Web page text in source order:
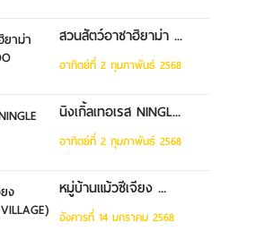
สวนสัตว์อาซาฮิยาม่า ...
อาทิตย์ที่ 2 กุมภาพันธ์ 2568
นิงเกิ้ลเทอเรส NINGL...
อาทิตย์ที่ 2 กุมภาพันธ์ 2568
หมู่บ้านแม้วซีเจียง ...
อังคารที่ 14 มกราคม 2568